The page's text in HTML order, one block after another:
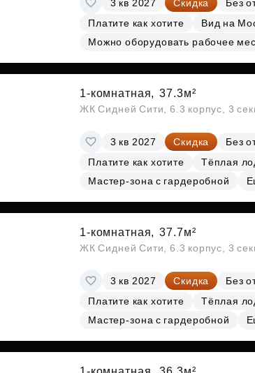
Субсидии
3 кв 2027 Скидка
Без
Платите как хотите
Вид на
Можно оборудовать рабочее
1-комнатная, 37.3м²
ЖК Сидней Сити, 6.3 корпус, 3
3 кв 2027 Скидка
Без
Платите как хотите
Тёплая
Мастер-зона с гардеробной
1-комнатная, 37.7м²
ЖК Сидней Сити, 6.3 корпус, 3
3 кв 2027 Скидка
Без
Платите как хотите
Тёплая
Мастер-зона с гардеробной